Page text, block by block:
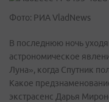
Фото: РИА VladNews
В последнюю ночь
астрономическое
Луна», когда Спутник
Какое
экстрасенс Дарья